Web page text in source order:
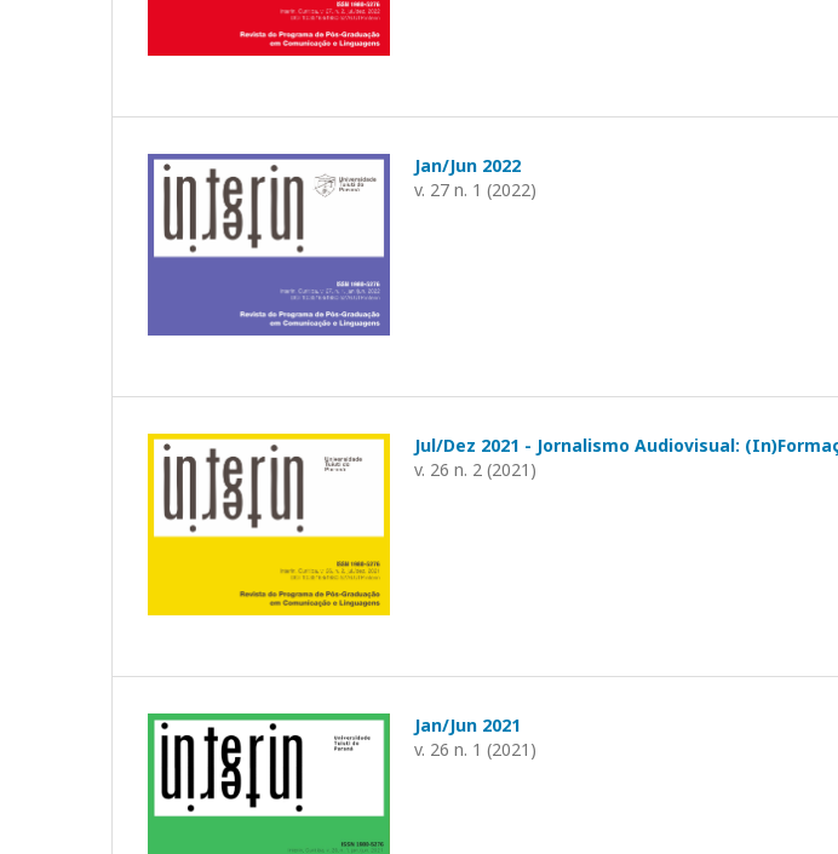
Jan/Jun 2022
v. 27 n. 1 (2022)
Jul/Dez 2021 - Jornalismo Audiovisual:
v. 26 n. 2 (2021)
Jan/Jun 2021
v. 26 n. 1 (2021)